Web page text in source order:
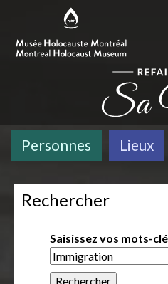
Personnes Lieux
Rechercher
Saisissez vos mots-